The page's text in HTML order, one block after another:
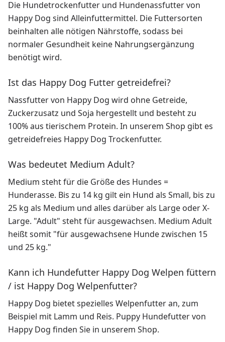
Die Hundetrockenfutter und Hundenassfutter von
Happy Dog sind Alleinfuttermittel. Die Futtersorten
beinhalten alle nötigen Nährstoffe, sodass bei
normaler Gesundheit keine Nahrungsergänzung
benötigt wird.
Ist das Happy Dog Futter getreidefrei?
Nassfutter von Happy Dog wird ohne Getreide,
Zuckerzusatz und Soja hergestellt und besteht zu
100% aus tierischem Protein. In unserem Shop gibt es
getreidefreies Happy Dog Trockenfutter.
Was bedeutet Medium Adult?
Medium steht für die Größe des Hundes =
Hunderasse. Bis zu 14 kg gilt ein Hund als Small, bis zu
25 kg als Medium und alles darüber als Large oder X-
Large. "Adult" steht für ausgewachsen. Medium Adult
heißt somit "für ausgewachsene Hunde zwischen 15
und 25 kg."
Kann ich Hundefutter Happy Dog Welpen füttern
/ ist Happy Dog Welpenfutter?
Happy Dog bietet spezielles Welpenfutter an, zum
Beispiel mit Lamm und Reis. Puppy Hundefutter von
Happy Dog finden Sie in unserem Shop.